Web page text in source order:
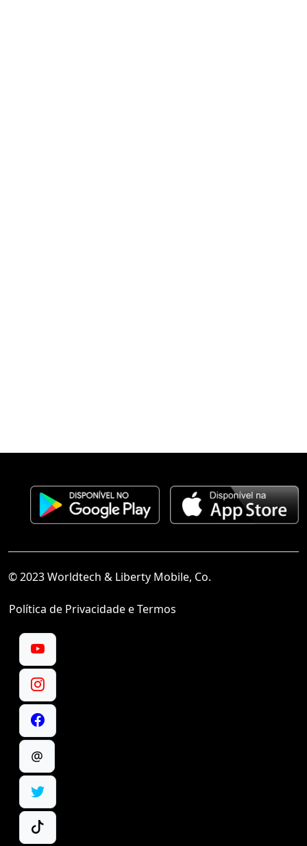
© 2023 Worldtech & Liberty Mobile, Co.
Política de Privacidade e Termos
@